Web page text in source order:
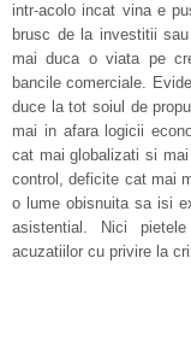
intr-acolo incat vina e
brusc de la investitii
mai duca o viata pe
bancile comerciale.
duce la tot soiul de
mai in afara logicii
cat mai globalizati si
control, deficite cat mai
o lume obisnuita sa isi
asistential. Nici
acuzatiilor cu privire la